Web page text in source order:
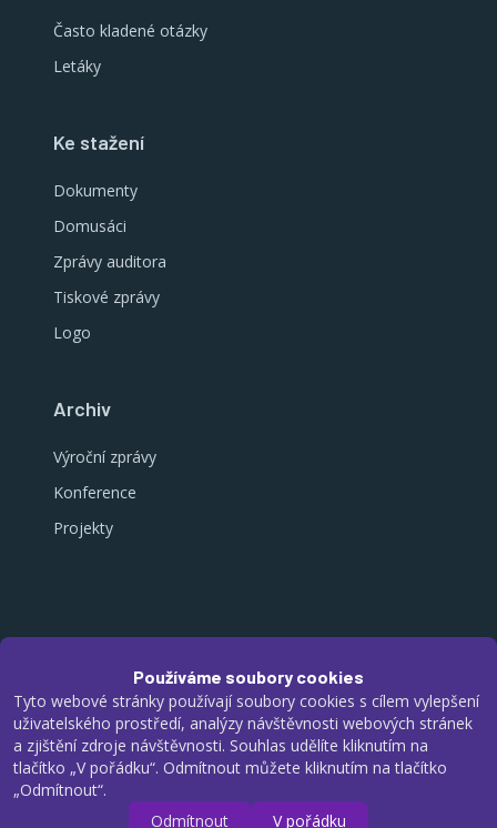
Používáme soubory cookies
Tyto webové stránky používají soubory cookies s cílem vylepšení
uživatelského prostředí, analýzy návštěvnosti webových stránek
a zjištění zdroje návštěvnosti. Souhlas udělíte kliknutím na
tlačítko „V pořádku“. Odmítnout můžete kliknutím na tlačítko
„Odmítnout“.
Odmítnout
V pořádku
Často kladené otázky
Letáky
Ke stažení
Dokumenty
Domusáci
Zprávy auditora
Tiskové zprávy
Logo
Archiv
Výroční zprávy
Konference
Projekty